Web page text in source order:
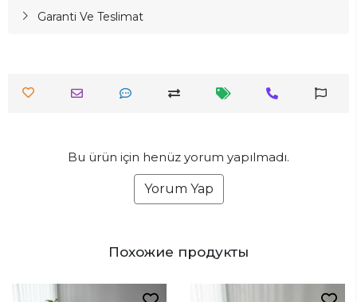
Garanti Ve Teslimat
Bu ürün için henüz yorum yapılmadı.
Yorum Yap
Похожие продукты